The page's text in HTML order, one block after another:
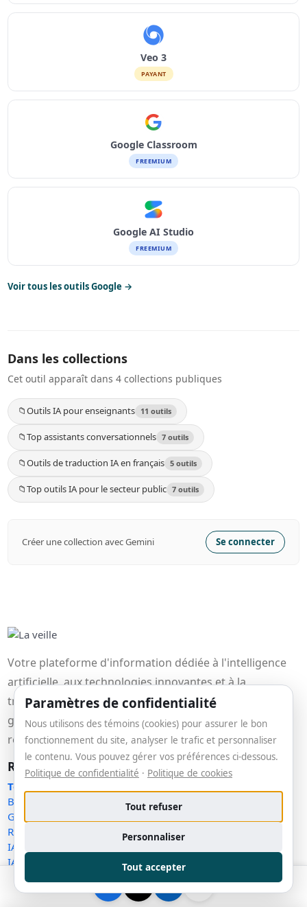
Veo 3
PAYANT
Google Classroom
FREEMIUM
Google AI Studio
FREEMIUM
Voir tous les outils Google →
Dans les collections
Cet outil apparaît dans 4 collections publiques
📁Outils IA pour enseignants 11 outils
📁Top assistants conversationnels 7 outils
📁Outils de traduction IA en français 5 outils
📁Top outils IA pour le secteur public 7 outils
Créer une collection avec Gemini Se connecter
Votre plateforme d'information dédiée à l'intelligence
artificielle, aux technologies innovantes et à la
transformation numérique. Profitez de nos outils
gratuits et recevez des analyses, actualités et
ressources exclusives.
Ressources
Toutes les ressources
Blog
Glossaire Techno
Répertoire techno
IA pour les PME québécoises
IA en éducation (Québec)
IA pour développeurs (Québec)
Faire sa veille IA (Québec)
Paramètres de confidentialité
Nous utilisons des témoins (cookies) pour assurer le bon
fonctionnement du site, analyser le trafic et personnaliser
le contenu. Vous pouvez gérer vos préférences ci-dessous.
Politique de confidentialité · Politique de cookies
Tout refuser
Personnaliser
Tout accepter